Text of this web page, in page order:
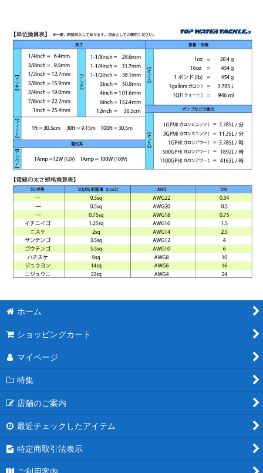
ホーム
ショッピングカート
マイページ
特集
店舗のご案内
最近チェックしたアイテム
特定商取引法表示